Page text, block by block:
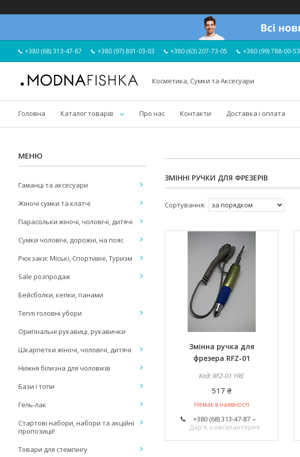
+380 (68) 313-47-87 +380 (97) 891-03-03 +380 (63) 207-73-05 +380 (99) 788-00-53
Косметика, Сумки та Аксесуари
Головна Каталог товарів Про нас Контакти Доставка і оплата
ЗМІННІ РУЧКИ ДЛЯ ФРЕЗЕРІВ
Змінна ручка для
фрезера RFZ-01
RFZ-01 YRE
517 ₴
Немає в наявності
+380 (68) 313-47-87
Дар'я, кожгалантерея
Гаманці та аксесуари
Жіночі сумки та клатчі
Парасольки жіночі, чоловічі, дитячі
Сумки чоловічі, дорожні, на пояс
Рюкзаки: Міські, Спортивні, Туризм
Sale розпродаж
Бейсболки, кепки, панами
Теплі головні убори
Оригінальні рукавиці, рукавички
Шкарпетки жіночі, чоловічі, дитячі
Нижня білизна для чоловіків
Бази і топи
Гель-лак
Стартові набори, набори та акційні
пропозиції!
Товари для стемпінгу